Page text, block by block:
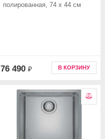
полированная, 74 x 44 см
76 490 ₽ В КОРЗИНУ